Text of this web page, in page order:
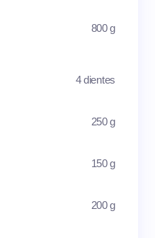
800 g
4 dientes
250 g
150 g
200 g